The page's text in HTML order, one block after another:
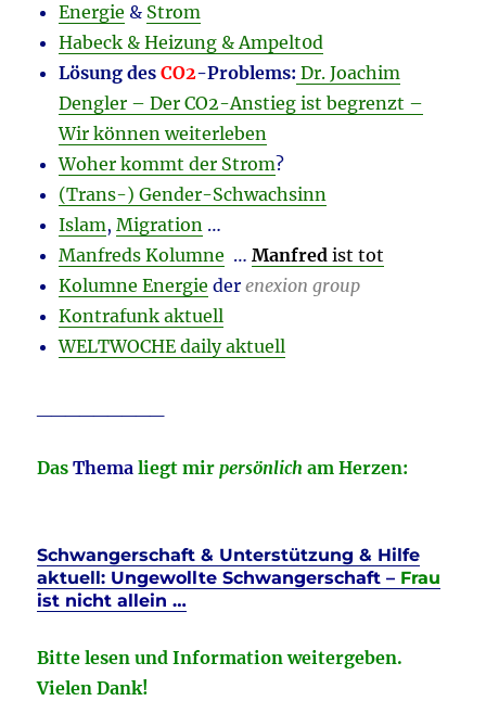
Energie & Strom
Habeck & Heizung & Ampelt0d
Lösung desCO2-Problems: Dr. Joachim
Dengler – Der CO2-Anstieg istbegrenzt –
Wir können weiterleben
Woher kommt der Strom?
(Trans-) Gender-Schwachsinn
Islam,Migration …
Manfreds Kolumne …Manfred ist tot
Kolumne Energie derenexion group
Kontrafunk aktuell
WELTWOCHE daily aktuell
Das Thema liegt mir persönlich am Herzen:
Schwangerschaft & Unterstützung & Hilfe
aktuell: Ungewollte Schwangerschaft – Frau
ist nicht allein …
Bitte lesen und Information weitergeben.
Vielen Dank!